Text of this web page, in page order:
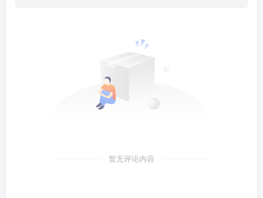
暂无评论内容